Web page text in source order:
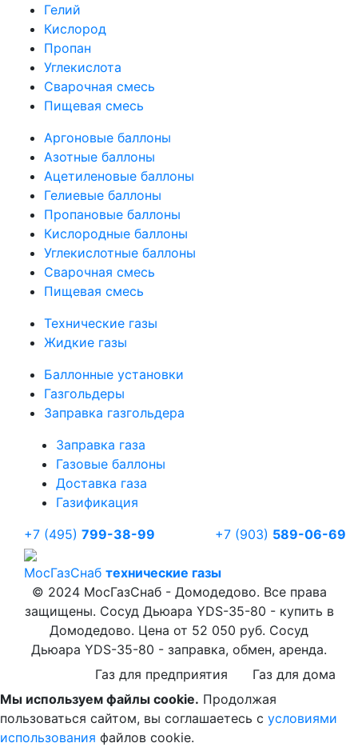
Гелий
Кислород
Пропан
Углекислота
Сварочная смесь
Пищевая смесь
Аргоновые баллоны
Азотные баллоны
Ацетиленовые баллоны
Гелиевые баллоны
Пропановые баллоны
Кислородные баллоны
Углекислотные баллоны
Сварочная смесь
Пищевая смесь
Технические газы
Жидкие газы
Баллонные установки
Газгольдеры
Заправка газгольдера
Заправка газа
Газовые баллоны
Доставка газа
Газификация
+7 (495) 799-38-99 +7 (903) 589-06-69
МосГазСнаб технические газы
© 2024 МосГазСнаб - Домодедово. Все права
защищены. Сосуд Дьюара YDS-35-80 - купить в
Домодедово. Цена от 52 050 руб. Сосуд
Дьюара YDS-35-80 - заправка, обмен, аренда.
Газ для предприятия
Газ для дома
Мы используем файлы cookie. Продолжая
пользоваться сайтом, вы соглашаетесь с условиями
использования файлов cookie.